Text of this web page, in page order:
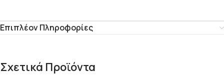
Επιπλέον Πληροφορίες
Σχετικά Προϊόντα